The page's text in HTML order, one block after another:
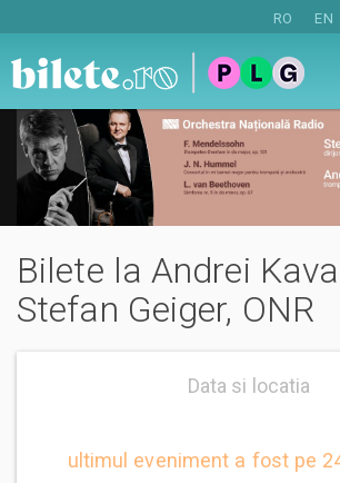
RO EN
Bilete la Andrei
Stefan Geiger, ONR
Data si locatia
ultimul eveniment a fost pe